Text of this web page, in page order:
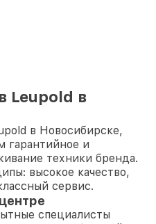
Leupold в
в Новосибирске,
гарантийное и
техники бренда.
высокое качество,
сервис.
специалисты